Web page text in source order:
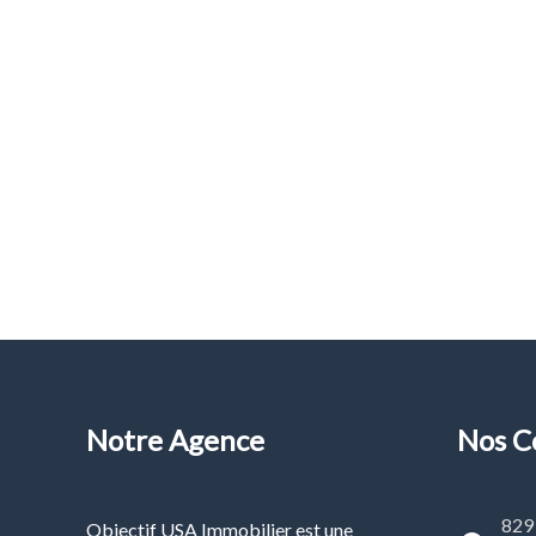
Notre Agence
Objectif USA Immobilier est une
Nos